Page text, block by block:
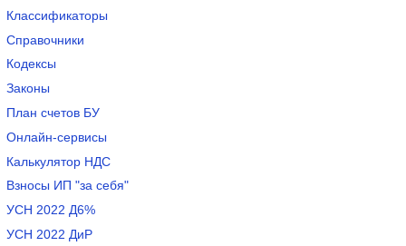
Классификаторы
Справочники
Кодексы
Законы
План счетов БУ
Онлайн-сервисы
Калькулятор НДС
Взносы ИП "за себя"
УСН 2022 Д6%
УСН 2022 ДиР